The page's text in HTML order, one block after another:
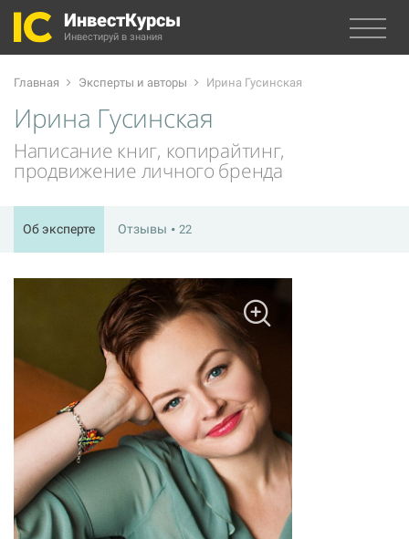
ИнвестКурсы
Инвестируй в знания
Главная Эксперты и авторы Ирина Гусинская
Ирина Гусинская
Написание книг, копирайтинг,
продвижение личного бренда
Об эксперте Отзывы 22